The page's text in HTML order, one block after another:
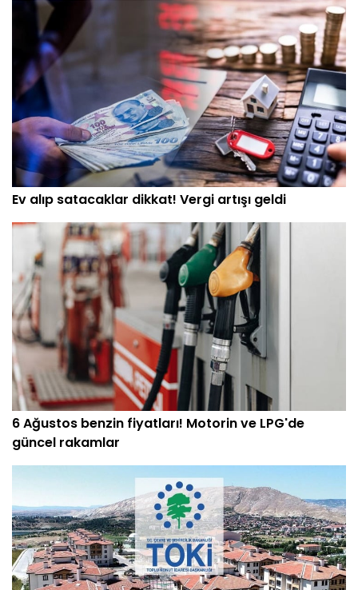
Ev alıp satacaklar dikkat! Vergi artışı geldi
6 Ağustos benzin fiyatları! Motorin ve LPG'de
güncel rakamlar